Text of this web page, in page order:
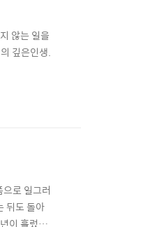
않는 일을
깊은인생.
로 일그러
뒤도 돌아
이 흘렀다.